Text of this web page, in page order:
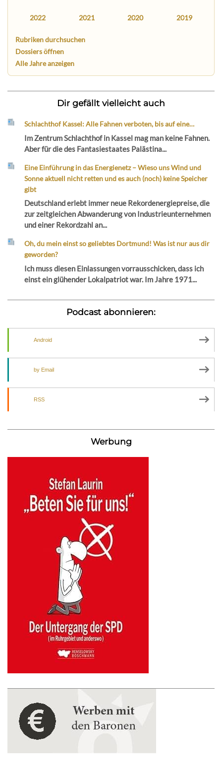
2022 2021 2020 2019
Rubriken durchsuchen
Dossiers öffnen
Alle Jahre anzeigen
Dir gefällt vielleicht auch
Schlachthof Kassel: Alle Fahnen verboten, bis auf eine…
Im Zentrum Schlachthof in Kassel mag man keine Fahnen.
Aber für die des Fantasiestaates Palästina...
Eine Einführung in das Energienetz – Wieso uns Wind und
Sonne aktuell nicht retten und es auch (noch) keine Speicher
gibt
Deutschland erlebt immer neue Rekordenergiepreise, die
zur zeitgleichen Abwanderung von Industrieunternehmen
und einer Rekordzahl an...
Oh, du mein einst so geliebtes Dortmund! Was ist nur aus dir
geworden?
Ich muss diesen Einlassungen vorrausschicken, dass ich
einst ein glühender Lokalpatriot war. Im Jahre 1971...
Podcast abonnieren:
Android
by Email
RSS
Werbung